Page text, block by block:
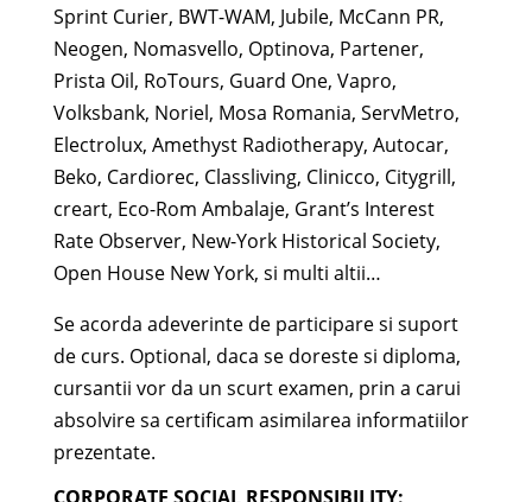
Sprint Curier, BWT-WAM, Jubile, McCann PR,
Neogen, Nomasvello, Optinova, Partener,
Prista Oil, RoTours, Guard One, Vapro,
Volksbank, Noriel, Mosa Romania, ServMetro,
Electrolux, Amethyst Radiotherapy, Autocar,
Beko, Cardiorec, Classliving, Clinicco, Citygrill,
creart, Eco-Rom Ambalaje, Grant’s Interest
Rate Observer, New-York Historical Society,
Open House New York, si multi altii…
Se acorda adeverinte de participare si suport
de curs. Optional, daca se doreste si diploma,
cursantii vor da un scurt examen, prin a carui
absolvire sa certificam asimilarea informatiilor
prezentate.